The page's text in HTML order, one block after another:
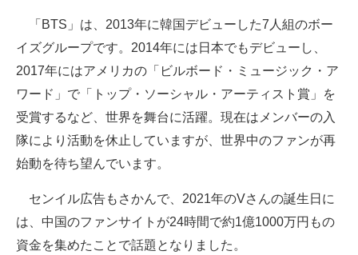
「BTS」は、2013年に韓国デビューした7人組のボー
イズグループです。2014年には日本でもデビューし、
2017年にはアメリカの「ビルボード・ミュージック・ア
ワード」で「トップ・ソーシャル・アーティスト賞」を
受賞するなど、世界を舞台に活躍。現在はメンバーの入
隊により活動を休止していますが、世界中のファンが再
始動を待ち望んでいます。
センイル広告もさかんで、2021年のVさんの誕生日に
は、中国のファンサイトが24時間で約1億1000万円もの
資金を集めたことで話題となりました。